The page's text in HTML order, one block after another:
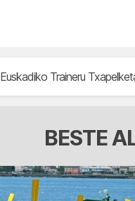
Euskadiko Traineru
BESTE